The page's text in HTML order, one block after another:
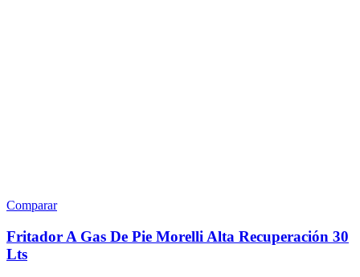
Comparar
Fritador A Gas De Pie Morelli Alta Recuperación 30
Lts